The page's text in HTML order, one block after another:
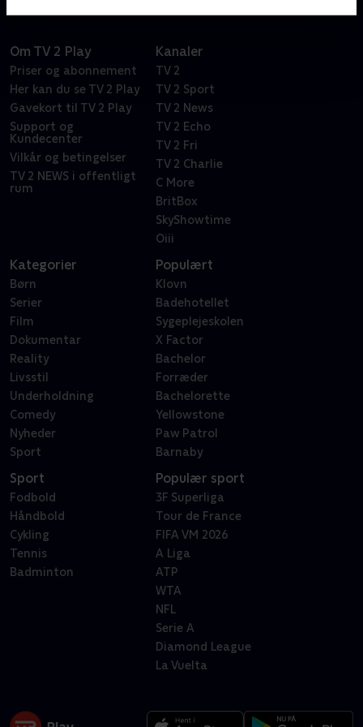
Om TV 2 Play
Priser og abonnement
Her kan du se TV 2 Play
Gavekort til TV 2 Play
Support og
Kundecenter
Vilkår og betingelser
TV 2 NEWS i offentligt
rum
Kanaler
TV 2
TV 2 Sport
TV 2 News
TV 2 Echo
TV 2 Fri
TV 2 Charlie
C More
BritBox
SkyShowtime
Oiii
Kategorier
Børn
Serier
Film
Dokumentar
Reality
Livsstil
Underholdning
Comedy
Nyheder
Sport
Populært
Klovn
Badehotellet
Sygeplejeskolen
X Factor
Bachelor
Forræder
Bachelorette
Yellowstone
Paw Patrol
Barnaby
Sport
Fodbold
Håndbold
Cykling
Tennis
Badminton
Populær sport
3F Superliga
Tour de France
FIFA VM 2026
A Liga
ATP
WTA
NFL
Serie A
Diamond League
La Vuelta